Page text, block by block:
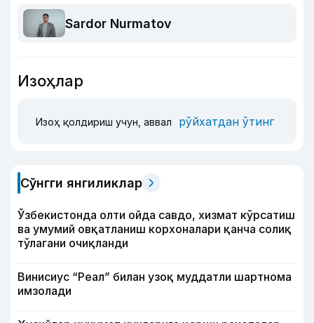
Sardor Nurmatov
Изоҳлар
Изоҳ қолдириш учун, аввал рўйхатдан ўтинг
Сўнгги янгиликлар
Ўзбекистонда олти ойда савдо, хизмат кўрсатиш
ва умумий овқатланиш корхоналари қанча солиқ
тўлагани очиқланди
Винисиус “Реал” билан узоқ муддатли шартнома
имзолади